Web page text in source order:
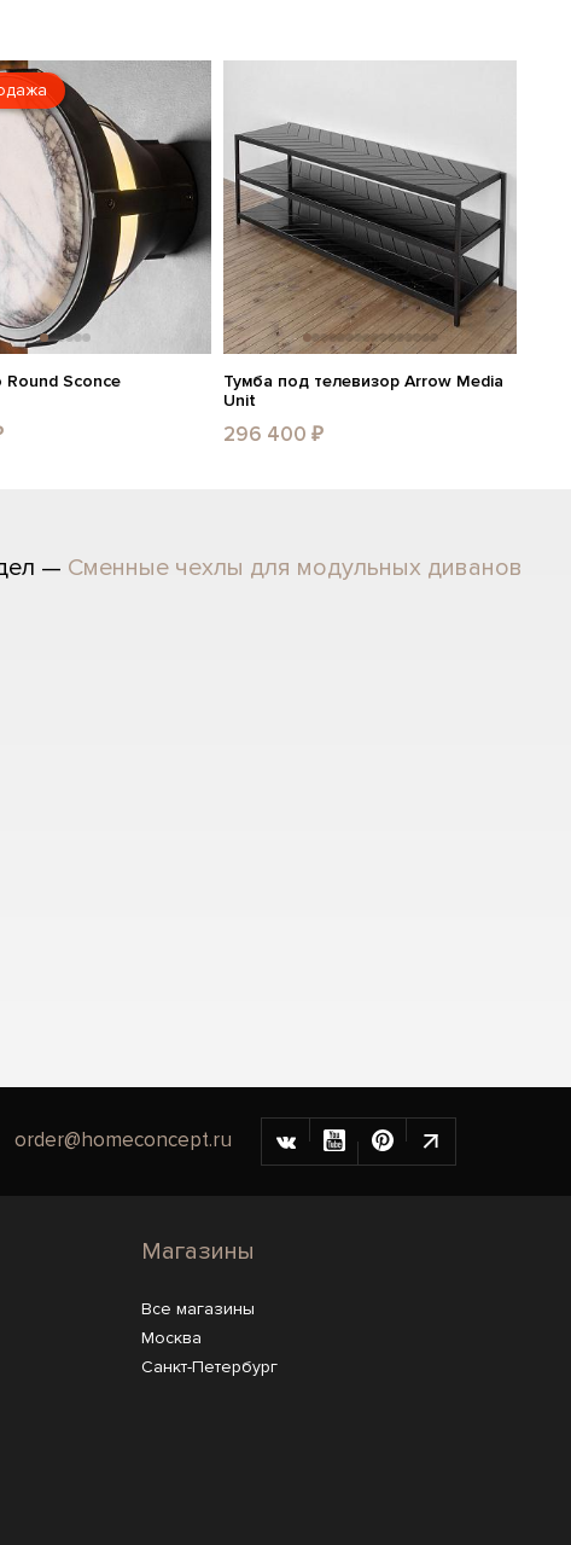
Round Sconce
Тумба под телевизор Arrow Media
Unit
296 400 ₽
— Сменные чехлы для модульных диванов
order@homeconcept.ru
Магазины
Все магазины
Москва
Санкт-Петербург